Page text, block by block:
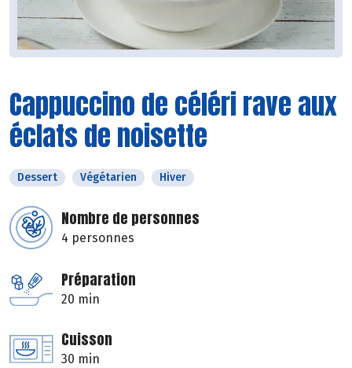
Cappuccino de céléri rave aux
éclats de noisette
Dessert Végétarien Hiver
Nombre de personnes
4 personnes
Préparation
20 min
Cuisson
30 min